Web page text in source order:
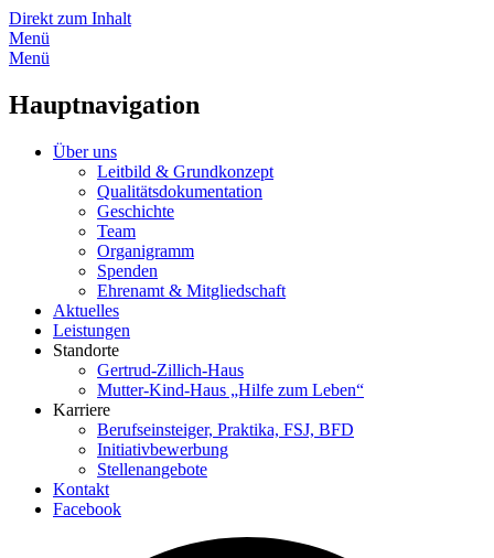
Direkt zum Inhalt
Menü
Menü
Hauptnavigation
Über uns
Leitbild & Grundkonzept
Qualitätsdokumentation
Geschichte
Team
Organigramm
Spenden
Ehrenamt & Mitgliedschaft
Aktuelles
Leistungen
Standorte
Gertrud-Zillich-Haus
Mutter-Kind-Haus „Hilfe zum Leben“
Karriere
Berufseinsteiger, Praktika, FSJ, BFD
Initiativbewerbung
Stellenangebote
Kontakt
Facebook